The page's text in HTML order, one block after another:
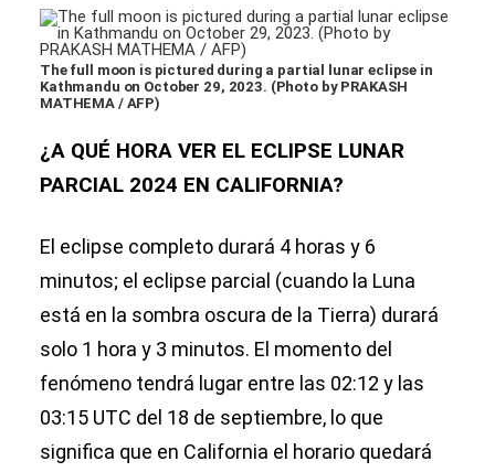
The full moon is pictured during a partial lunar eclipse in
Kathmandu on October 29, 2023. (Photo by PRAKASH
MATHEMA / AFP)
¿A QUÉ HORA VER EL ECLIPSE LUNAR
PARCIAL 2024 EN CALIFORNIA?
El eclipse completo durará 4 horas y 6
minutos; el eclipse parcial (cuando la Luna
está en la sombra oscura de la Tierra) durará
solo 1 hora y 3 minutos. El momento del
fenómeno tendrá lugar entre las 02:12 y las
03:15 UTC del 18 de septiembre, lo que
significa que en California el horario quedará